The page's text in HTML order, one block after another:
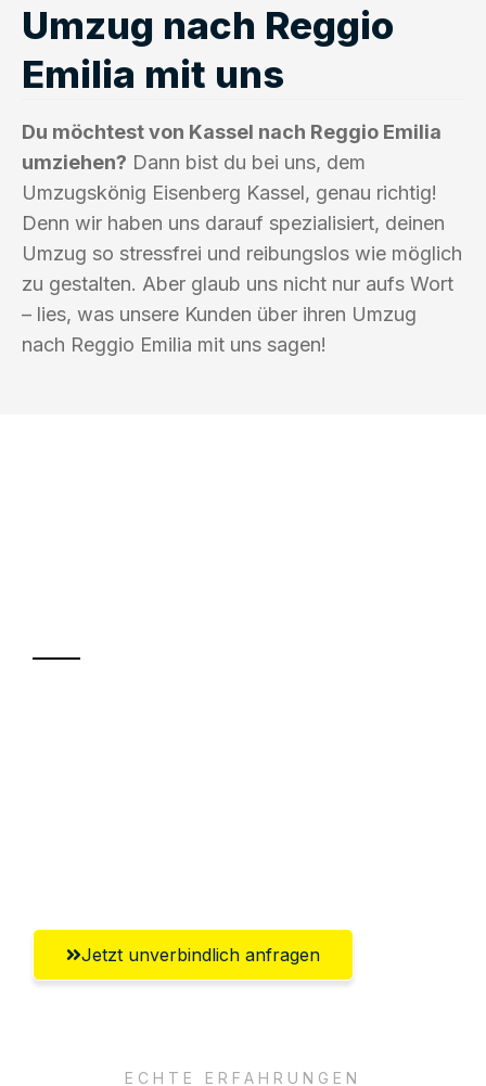
Umzug nach Reggio
Emilia mit uns
Du möchtest von Kassel nach Reggio Emilia
umziehen? Dann bist du bei uns, dem
Umzugskönig Eisenberg Kassel, genau richtig!
Denn wir haben uns darauf spezialisiert, deinen
Umzug so stressfrei und reibungslos wie möglich
zu gestalten. Aber glaub uns nicht nur aufs Wort
– lies, was unsere Kunden über ihren Umzug
nach Reggio Emilia mit uns sagen!
Jetzt unverbindlich anfragen
ECHTE ERFAHRUNGEN